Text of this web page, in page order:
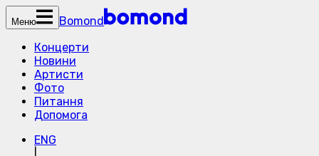
Меню
Bomond
Концерти
Новини
Артисти
Фото
Питання
Допомога
ENG